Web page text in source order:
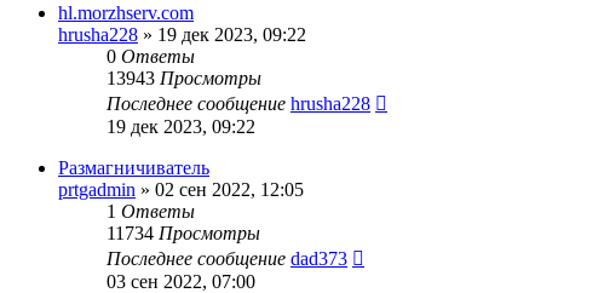
hl.morzhserv.com
hrusha228 » 19 дек 2023, 09:22
0 Ответы
13943 Просмотры
Последнее сообщение hrusha228
19 дек 2023, 09:22
Размагничиватель
prtgadmin » 02 сен 2022, 12:05
1 Ответы
11734 Просмотры
Последнее сообщение dad373
03 сен 2022, 07:00